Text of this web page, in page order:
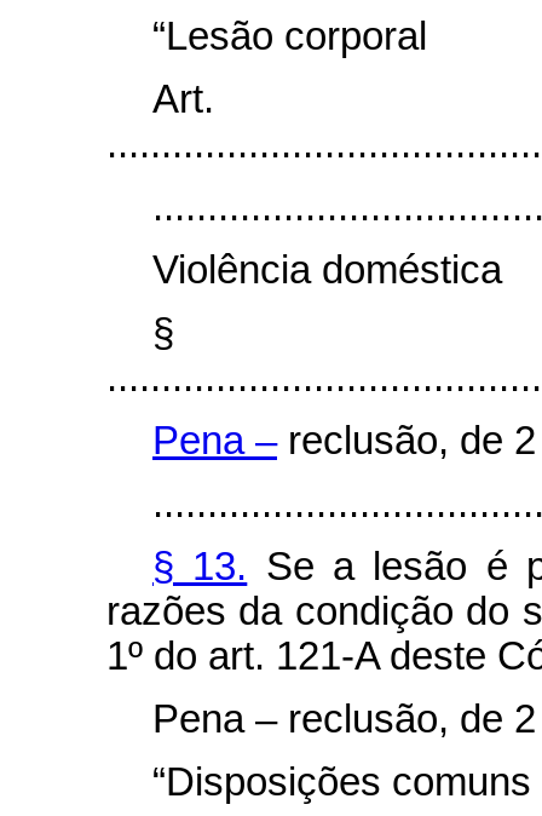
“Lesão corporal
Violência doméstica
§
Pena –reclusão, de
§ 13. Se a lesão é
razões da condição do
1º do art. 121-A deste
Pena – reclusão, de
“Disposições comuns